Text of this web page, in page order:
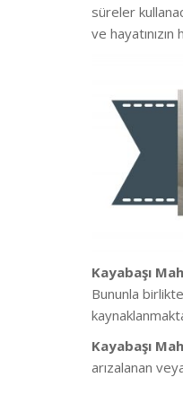
süreler
ve
Kayabaşı
Bununla
Kayabaşı
arızalanan